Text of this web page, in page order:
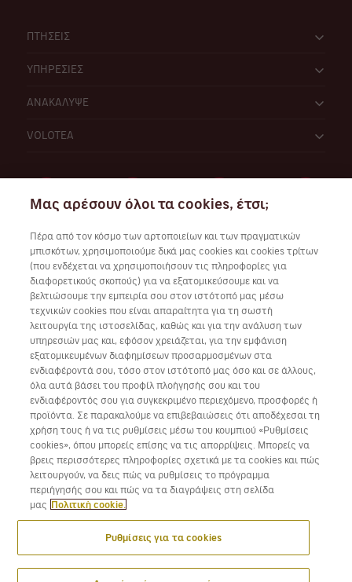
ΠΤΗΣΕΙΣ
ΥΠΗΡΕΣΙΕΣ
ΑΝΑΚΑΛΥΨΕ
VOLOTEA
Συνεργάσου μαζί μας
Κατέβασε την εφαρμογή της Volotea για iOS και Android
Μας αρέσουν όλοι τα cookies, έτσι;
Πέρα από τον κόσμο των αρτοποιείων και των πραγματικών
μπισκότων, χρησιμοποιούμε δικά μας cookies και cookies τρίτων
(που ενδέχεται να χρησιμοποιήσουν τις πληροφορίες για
διαφορετικούς σκοπούς) για να εξατομικεύσουμε και να
βελτιώσουμε την εμπειρία σου στον ιστότοπό μας μέσω
τεχνικών cookies που είναι απαραίτητα για τη σωστή
λειτουργία της ιστοσελίδας, καθώς και για την ανάλυση των
υπηρεσιών μας και, εφόσον χρειάζεται, για την εμφάνιση
εξατομικευμένων διαφημίσεων προσαρμοσμένων στα
ενδιαφέροντά σου, τόσο στον ιστότοπό μας όσο και σε άλλους,
όλα αυτά βάσει του προφίλ πλοήγησής σου και του
ενδιαφέροντός σου για συγκεκριμένο περιεχόμενο, προσφορές ή
προϊόντα. Σε παρακαλούμε να επιβεβαιώσεις ότι αποδέχεσαι τη
χρήση τους ή να τις ρυθμίσεις μέσω του κουμπιού «Ρυθμίσεις
cookies», όπου μπορείς επίσης να τις απορρίψεις. Μπορείς να
βρεις περισσότερες πληροφορίες σχετικά με τα cookies και πώς
λειτουργούν, να δεις πώς να ρυθμίσεις το πρόγραμμα
περιήγησής σου και πώς να τα διαγράψεις στη σελίδα
μας Πολιτική cookie.
Ρυθμίσεις για τα cookies